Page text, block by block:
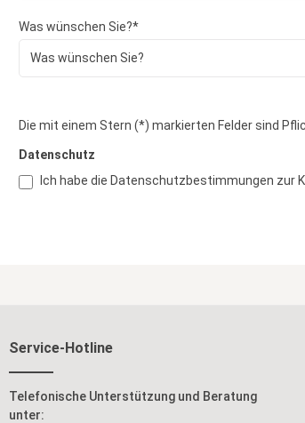
Was wünschen Sie?*
Die mit einem Stern (*) markierten Felder sind
Datenschutz
Ich habe die Datenschutzbestimmungen zur
Service-Hotline
Telefonische Unterstützung und Beratung
unter: